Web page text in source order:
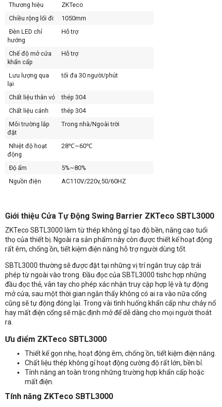
Giới thiệu Cửa Tự Động Swing Barrier ZKTeco SBTL3000
ZKTeco SBTL3000 làm từ thép không gỉ tạo độ bền, nâng cao tuổi
thọ của thiết bị. Ngoài ra sản phẩm này còn được thiết kế hoạt động
rất êm, chống ồn, tiết kiệm điện năng hỗ trợ người dùng tốt.
SBTL3000 thường sẽ được đặt tại những vị trí ngăn truy cập trái
phép từ ngoài vào trong. Đầu đọc của SBTL3000 tishc hợp những
đầu đọc thẻ, vân tay cho phép xác nhận truy cập hợp lệ và tự động
mở cửa, sau một thời gian ngắn thấy không có ai ra vào nữa cổng
cũng sẽ tự động đóng lại. Trong vài tình huống khẩn cấp như cháy nổ
hay mất điện cổng sẽ mặc định mở để dễ dàng cho mọi người thoát
ra.
Ưu điểm ZKTeco SBTL3000
Thiết kế gọn nhẹ, hoạt động êm, chống ồn, tiết kiệm điện năng.
Chất liệu thép không gỉ hoạt động cường độ rất lớn, bền bỉ.
Tính năng an toàn trong những trường hợp khẩn cấp hoặc
mất điện.
Tính năng ZKTeco SBTL3000
Thương hiệu
ZKTeco
Chiều rộng lối đi
1050mm
Đèn LED chỉ
hướng
Hỗ trợ
Chế độ mở cửa
khẩn cấp
Hỗ trợ
Lưu lượng qua
lại
tối đa 30 người/phút
Chất liệu thân vỏ
thép 304
Chất liệu cánh
thép 304
Môi trường lắp
đặt
Trong nhà/Ngoài trời
Nhiệt độ hoạt
động
28℃~60℃
Độ ẩm
5%~80%
Nguồn điện
AC110V/220v,50/60HZ